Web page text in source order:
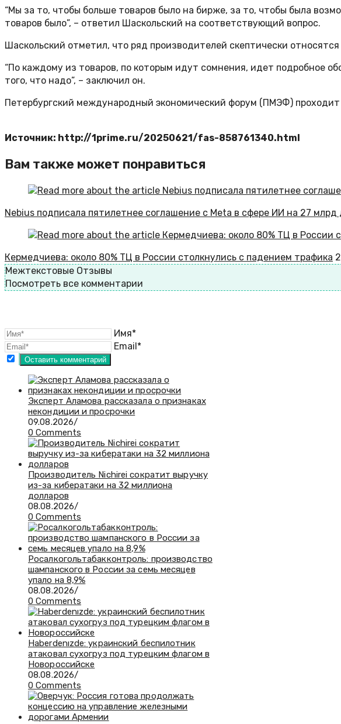
“Мы за то, чтобы больше товаров было на бирже, за то, чтобы была
товаров было”, – ответил Шаскольский на соответствующий вопрос.
Шаскольский отметил, что ряд производителей скептически
“По каждому из товаров, по которым идут сомнения, идет подробное
того, что надо”, – заключил он.
Петербургский международный экономический форум (ПМЭФ)
Источник: http://1prime.ru/20250621/fas-858761340.html
Вам также может понравиться
Nebius подписала пятилетнее соглашение с Meta в сфере ИИ на 27 млрд
Кермедчиева: около 80% ТЦ в России столкнулись с падением трафика
Межтекстовые Отзывы
Посмотреть все комментарии
Имя*
Email*
Эксперт Аламова рассказала о признаках
некондиции и просрочки
09.08.2026/
0 Comments
Производитель Nichirei сократит выручку
из-за кибератаки на 32 миллиона
долларов
08.08.2026/
0 Comments
Росалкогольтабакконтроль: производство
шампанского в России за семь месяцев
упало на 8,9%
08.08.2026/
0 Comments
Haberdenızde: украинский беспилотник
атаковал сухогруз под турецким флагом в
Новороссийске
08.08.2026/
0 Comments